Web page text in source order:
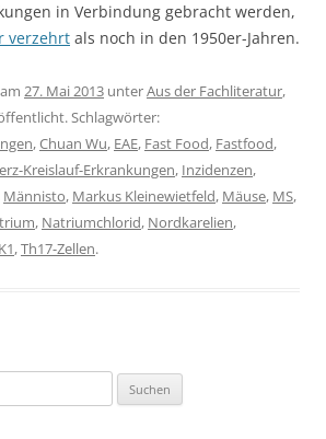
in Verbindung gebracht werden,
verzehrt als noch in den 1950er-Jahren.
27. Mai 2013 unterAus der Fachliteratur,
Schlagwörter:
,Chuan Wu, EAE, Fast Food, Fastfood,
Kreislauf-Erkrankungen, Inzidenzen,
Männisto, Markus Kleinewietfeld, Mäuse, MS,
, Natriumchlorid, Nordkarelien,
,Th17-Zellen.